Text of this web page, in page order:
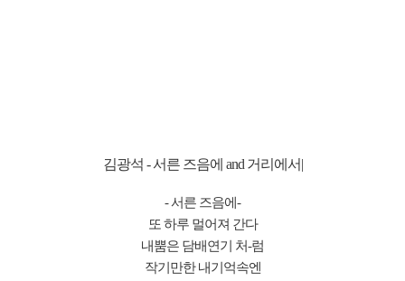
김광석 - 서른 즈음에 and 거리에서|
- 서른 즈음에-
또 하루 멀어져 간다
내뿜은 담배연기 처-럼
작기만한 내기억속엔